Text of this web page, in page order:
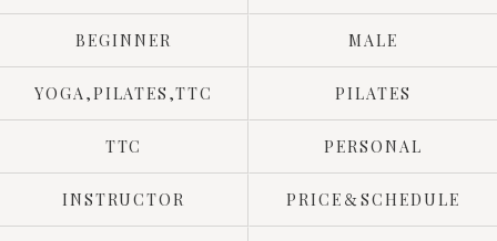
BEGINNER MALE
YOGA,PILATES,TTC PILATES
TTC PERSONAL
INSTRUCTOR PRICE＆SCHEDULE